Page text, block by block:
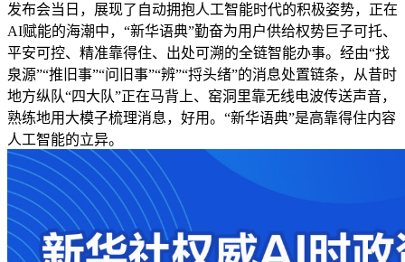
发布会当日，展现了自动拥抱人工智能时代的积极姿势，正在
AI赋能的海潮中，“新华语典”勤奋为用户供给权势巨子可托、
平安可控、精准靠得住、出处可溯的全链智能办事。经由“找
泉源”“推旧事”“问旧事”“辨”“捋头绪”的消息处置链条，从昔时
地方纵队“四大队”正在马背上、窑洞里靠无线电波传送声音，
熟练地用大模子梳理消息，好用。“新华语典”是高靠得住内容
人工智能的立异。